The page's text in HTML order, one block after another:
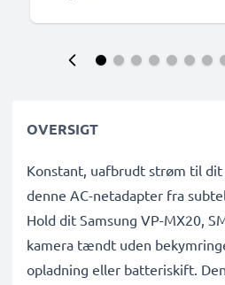
OVERSIGT
Konstant, uafbrudt strøm til dit
denne AC-netadapter fra
Hold dit Samsung VP-MX20,
kamera tændt uden
opladning eller batteriskift.